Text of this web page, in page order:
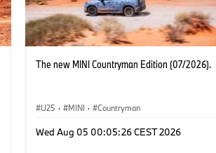
The new MINI Countryman Edition (07/2026).
U25 · MINI · Countryman
Wed Aug 05 00:05:26 CEST 2026